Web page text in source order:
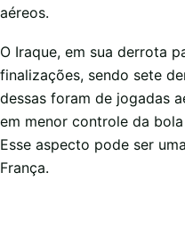
aéreos.
O Iraque, em sua derrota
finalizações, sendo sete
dessas foram de jogadas
em menor controle da
Esse aspecto pode ser
França.